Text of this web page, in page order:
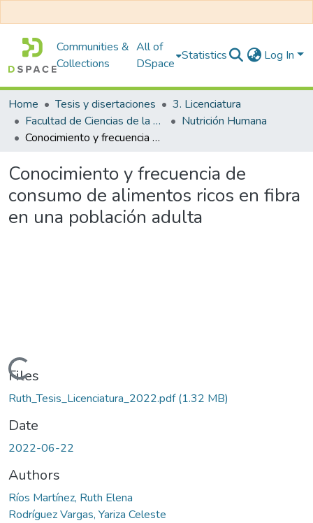
Communities &
Collections
All of
DSpace
Statistics Log In
Home Tesis y disertaciones
3. Licenciatura
Facultad de Ciencias de la Salud
Nutrición Humana
Conocimiento y frecuencia de consumo de alimentos ricos en fibra en una población adulta
Conocimiento y frecuencia de
consumo de alimentos ricos en fibra
en una población adulta
Loading...
Files
Ruth_Tesis_Licenciatura_2022.pdf(1.32 MB)
Date
2022-06-22
Authors
Ríos Martínez, Ruth Elena
Rodríguez Vargas, Yariza Celeste